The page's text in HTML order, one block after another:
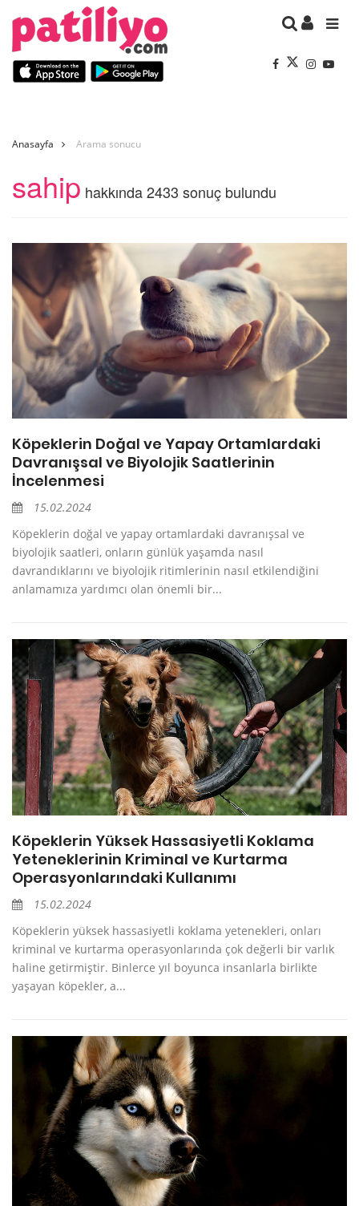
Anasayfa Arama sonucu
sahip hakkında 2433 sonuç bulundu
Köpeklerin Doğal ve Yapay Ortamlardaki
Davranışsal ve Biyolojik Saatlerinin
İncelenmesi
15.02.2024
Köpeklerin doğal ve yapay ortamlardaki davranışsal ve
biyolojik saatleri, onların günlük yaşamda nasıl
davrandıklarını ve biyolojik ritimlerinin nasıl etkilendiğini
anlamamıza yardımcı olan önemli bir...
Köpeklerin Yüksek Hassasiyetli Koklama
Yeteneklerinin Kriminal ve Kurtarma
Operasyonlarındaki Kullanımı
15.02.2024
Köpeklerin yüksek hassasiyetli koklama yetenekleri, onları
kriminal ve kurtarma operasyonlarında çok değerli bir varlık
haline getirmiştir. Binlerce yıl boyunca insanlarla birlikte
yaşayan köpekler, a...